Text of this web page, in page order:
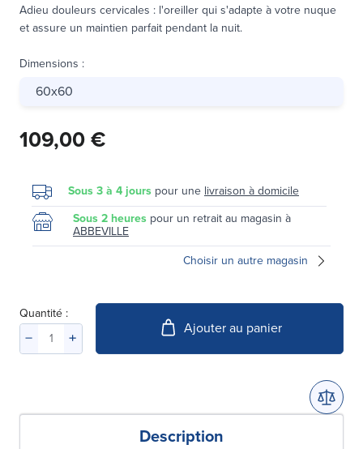
Adieu douleurs cervicales : l'oreiller qui s'adapte à votre nuque
et assure un maintien parfait pendant la nuit.
Dimensions :
60x60
109,00 €
Sous 3 à 4 jours pour une livraison à domicile
Sous 2 heures pour un retrait au magasin à
ABBEVILLE
Choisir un autre magasin
Quantité :
Ajouter au panier
Description